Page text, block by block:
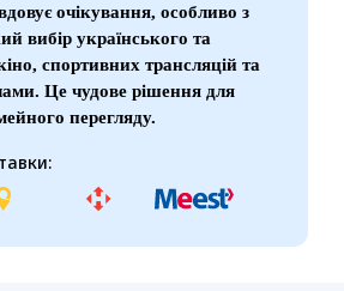
очікування, особливо з
вибір українського та
спортивних трансляцій та
Це чудове рішення для
перегляду.